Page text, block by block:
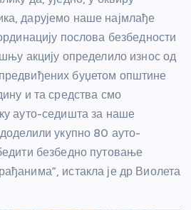
дарујемо наше најмлађе
послова безбедности
акцију определило износ од
буџетом општине
и та средства смо
ауто-седишта за наше
укупно 80 ауто-
безбедно путовање
истакла је др Виолета